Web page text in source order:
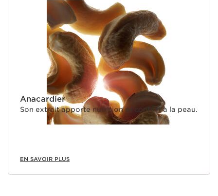
Anacardier
Son extrait apporte nutrition et confort à la peau.
EN SAVOIR PLUS